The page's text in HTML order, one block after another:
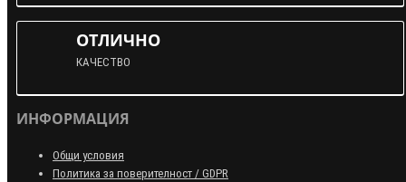
ОТЛИЧНО
КАЧЕСТВО
ИНФОРМАЦИЯ
Общи условия
Политика за поверителност / GDPR